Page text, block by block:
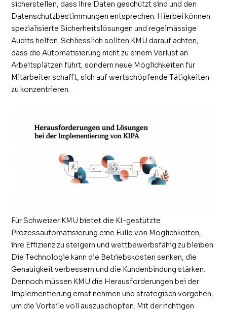
sicherstellen, dass ihre Daten geschützt sind und den
Datenschutzbestimmungen entsprechen. Hierbei können
spezialisierte Sicherheitslösungen und regelmässige
Audits helfen. Schliesslich sollten KMU darauf achten,
dass die Automatisierung nicht zu einem Verlust an
Arbeitsplätzen führt, sondern neue Möglichkeiten für
Mitarbeiter schafft, sich auf wertschöpfende Tätigkeiten
zu konzentrieren.
Für Schweizer KMU bietet die KI-gestützte
Prozessautomatisierung eine Fülle von Möglichkeiten,
ihre Effizienz zu steigern und wettbewerbsfähig zu bleiben.
Die Technologie kann die Betriebskosten senken, die
Genauigkeit verbessern und die Kundenbindung stärken.
Dennoch müssen KMU die Herausforderungen bei der
Implementierung ernst nehmen und strategisch vorgehen,
um die Vorteile voll auszuschöpfen. Mit der richtigen